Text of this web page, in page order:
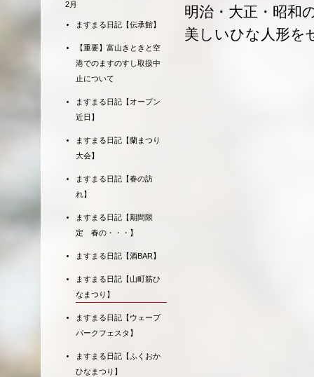
明治・大正・昭和
美しいひな人形を
2月
ますまる日記【伝承館】
【重要】富山きときと空
港でのますのすし取扱中
止について
ますまる日記【オープン
近日】
ますまる日記【蘭まつり
大会】
ますまる日記【春の訪
れ】
ますまる日記【期間限
定 春の・・・】
ますまる日記【酒BAR】
ますまる日記【山町筋ひ
なまつり】
ますまる日記【ウェーブ
パークフェスタ】
ますまる日記【ふくおか
ひなまつり】